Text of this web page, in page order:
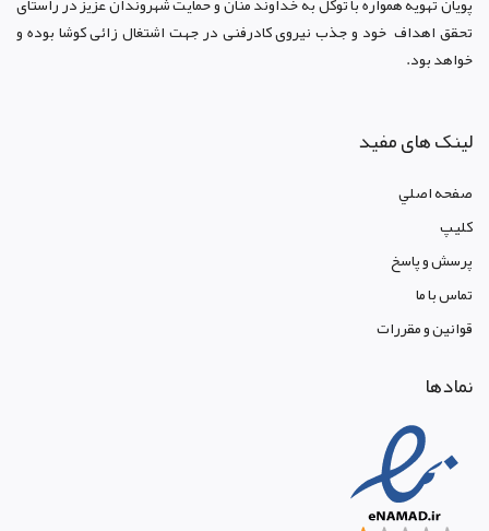
تحقق اهداف خود و جذب نیروی کادرفنی در جهت اشتغال زائی کوشا بوده و
خواهد بود.
لینک های مفید
صفحه اصلي
کليپ
پرسش و پاسخ
تماس با ما
قوانين و مقررات
نمادها